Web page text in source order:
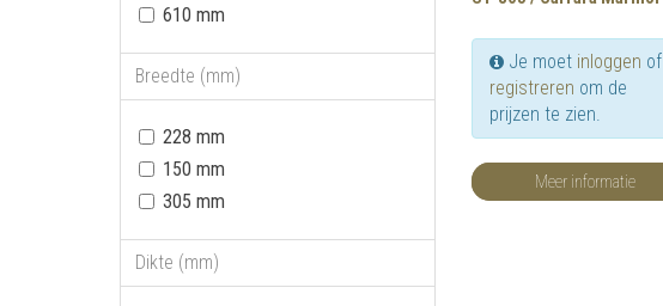
610 mm
Breedte (mm)
228 mm
150 mm
305 mm
Dikte (mm)
Je moet inloggen of
registreren om de
prijzen te zien.
Meer informatie